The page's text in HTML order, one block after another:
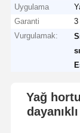
Uygulama
Garanti
3
Vurgulamak:
Yağ